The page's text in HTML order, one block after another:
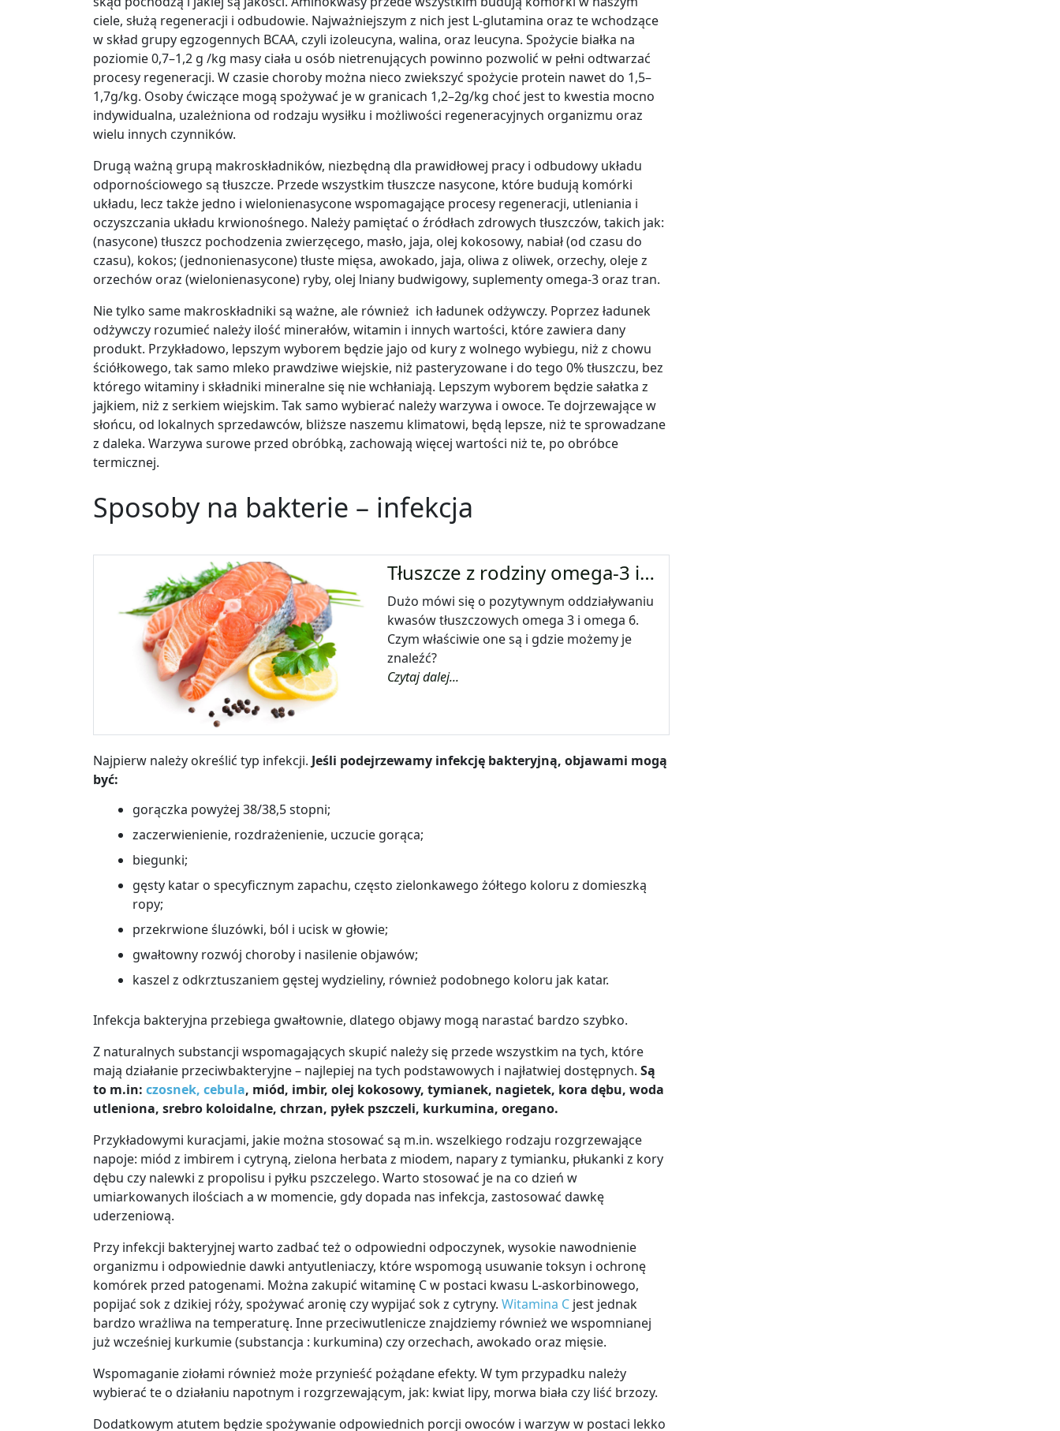
ciele, służą regeneracji i odbudowie. Najważniejszym z nich jest L-glutamina oraz te wchodzące
w skład grupy egzogennych BCAA, czyli izoleucyna, walina, oraz leucyna. Spożycie białka na
poziomie 0,7–1,2 g /kg masy ciała u osób nietrenujących powinno pozwolić w pełni odtwarzać
procesy regeneracji. W czasie choroby można nieco zwiekszyć spożycie protein nawet do 1,5–
1,7g/kg. Osoby ćwiczące mogą spożywać je w granicach 1,2–2g/kg choć jest to kwestia mocno
indywidualna, uzależniona od rodzaju wysiłku i możliwości regeneracyjnych organizmu oraz
wielu innych czynników.
Drugą ważną grupą makroskładników, niezbędną dla prawidłowej pracy i odbudowy układu
odpornościowego są tłuszcze. Przede wszystkim tłuszcze nasycone, które budują komórki
układu, lecz także jedno i wielonienasycone wspomagające procesy regeneracji, utleniania i
oczyszczania układu krwionośnego. Należy pamiętać o źródłach zdrowych tłuszczów, takich jak:
(nasycone) tłuszcz pochodzenia zwierzęcego, masło, jaja, olej kokosowy, nabiał (od czasu do
czasu), kokos; (jednonienasycone) tłuste mięsa, awokado, jaja, oliwa z oliwek, orzechy, oleje z
orzechów oraz (wielonienasycone) ryby, olej lniany budwigowy, suplementy omega-3 oraz tran.
Nie tylko same makroskładniki są ważne, ale również ich ładunek odżywczy. Poprzez ładunek
odżywczy rozumieć należy ilość minerałów, witamin i innych wartości, które zawiera dany
produkt. Przykładowo, lepszym wyborem będzie jajo od kury z wolnego wybiegu, niż z chowu
ściółkowego, tak samo mleko prawdziwe wiejskie, niż pasteryzowane i do tego 0% tłuszczu, bez
którego witaminy i składniki mineralne się nie wchłaniają. Lepszym wyborem będzie sałatka z
jajkiem, niż z serkiem wiejskim. Tak samo wybierać należy warzywa i owoce. Te dojrzewające w
słońcu, od lokalnych sprzedawców, bliższe naszemu klimatowi, będą lepsze, niż te sprowadzane
z daleka. Warzywa surowe przed obróbką, zachowają więcej wartości niż te, po obróbce
termicznej.
Sposoby na bakterie – infekcja
Tłuszcze z rodziny omega-3 i…
Dużo mówi się o pozytywnym oddziaływaniu
kwasów tłuszczowych omega 3 i omega 6.
Czym właściwie one są i gdzie możemy je
znaleźć?
Czytaj dalej...
Najpierw należy określić typ infekcji. Jeśli podejrzewamy infekcję bakteryjną, objawami mogą
być:
gorączka powyżej 38/38,5 stopni;
zaczerwienienie, rozdrażenienie, uczucie gorąca;
biegunki;
gęsty katar o specyficznym zapachu, często zielonkawego żółtego koloru z domieszką
ropy;
przekrwione śluzówki, ból i ucisk w głowie;
gwałtowny rozwój choroby i nasilenie objawów;
kaszel z odkrztuszaniem gęstej wydzieliny, również podobnego koloru jak katar.
Infekcja bakteryjna przebiega gwałtownie, dlatego objawy mogą narastać bardzo szybko.
Z naturalnych substancji wspomagających skupić należy się przede wszystkim na tych, które
mają działanie przeciwbakteryjne– najlepiej na tych podstawowych i najłatwiej dostępnych. Są
to m.in: czosnek, cebula, miód, imbir, olej kokosowy, tymianek, nagietek, kora dębu, woda
utleniona, srebro koloidalne, chrzan, pyłek pszczeli, kurkumina, oregano.
Przykładowymi kuracjami, jakie można stosować są m.in. wszelkiego rodzaju rozgrzewające
napoje: miód z imbirem i cytryną, zielona herbata z miodem, napary z tymianku, płukanki z kory
dębu czy nalewki z propolisu i pyłku pszczelego. Warto stosować je na co dzień w
umiarkowanych ilościach a w momencie, gdy dopada nas infekcja, zastosować dawkę
uderzeniową.
Przy infekcji bakteryjnej warto zadbać też o odpowiedni odpoczynek, wysokie nawodnienie
organizmu i odpowiednie dawki antyutleniaczy, które wspomogą usuwanie toksyn i ochronę
komórek przed patogenami. Można zakupić witaminę C w postaci kwasu L-askorbinowego,
popijać sok z dzikiej róży, spożywać aronię czy wypijać sok z cytryny. Witamina C jest jednak
bardzo wrażliwa na temperaturę. Inne przeciwutlenicze znajdziemy również we wspomnianej
już wcześniej kurkumie (substancja : kurkumina) czy orzechach, awokado oraz mięsie.
Wspomaganie ziołami również może przynieść pożądane efekty. W tym przypadku należy
wybierać te o działaniu napotnym i rozgrzewającym, jak: kwiat lipy, morwa biała czy liść brzozy.
Dodatkowym atutem będzie spożywanie odpowiednich porcji owoców i warzyw w postaci lekko